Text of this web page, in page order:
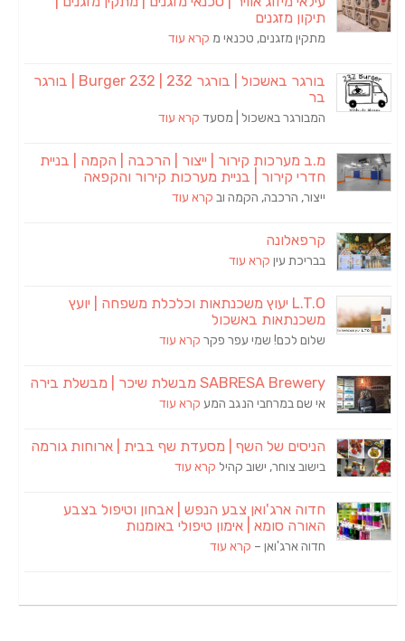
תיקון מזגנים
מתקין מזגנים, טכנאי מ קרא עוד
בורגר באשכול | בורגר 232 | Burger 232 | בורגר
בר
המבורגר באשכול | מסעד קרא עוד
מ.ב מערכות קירור | ייצור | הרכבה | הקמה | בניית
חדרי קירור | בניית מערכות קירור והקפאה
ייצור, הרכבה, הקמה וב קרא עוד
קרפאלונה
בבריכת עין קרא עוד
L.T.O יעוץ משכנתאות וכלכלת משפחה | יועץ
משכנתאות באשכול
שלום לכם! שמי עפר פקר קרא עוד
SABRESA Brewery מבשלת שיכר | מבשלת בירה
אי שם במרחבי הנגב המע קרא עוד
הניסים של השף | מסעדת שף בבית | ארוחות גורמה
בישוב צוחר, ישוב קהיל קרא עוד
חדוה ארג'ואן צבע הנפש | אבחון וטיפול בצבע
האורה סומא | אימון טיפולי באומנות
חדוה ארג'ואן – קרא עוד